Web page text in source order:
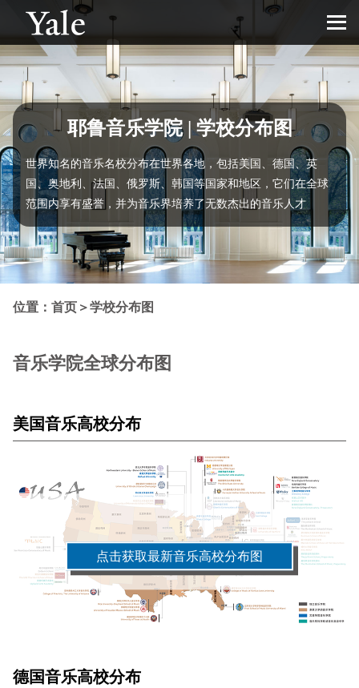
耶鲁音乐学院 | 学校分布图
世界知名的音乐名校分布在世界各地，包括美国、德国、英
国、奥地利、法国、俄罗斯、韩国等国家和地区，它们在全球
范围内享有盛誉，并为音乐界培养了无数杰出的音乐人才
位置： 首页 ＞学校分布图
音乐学院全球分布图
美国音乐高校分布
点击获取最新音乐高校分布图
德国音乐高校分布